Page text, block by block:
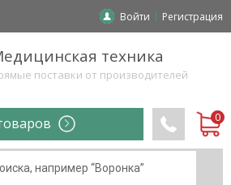
Войти Регистрация
техника
поставки от производителей